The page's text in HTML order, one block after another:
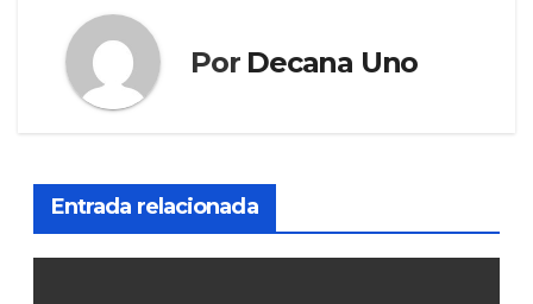
Por Decana Uno
Entrada relacionada